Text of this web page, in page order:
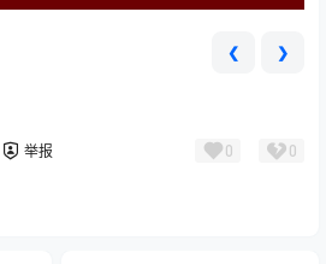
❮ ❯
举报 0 0